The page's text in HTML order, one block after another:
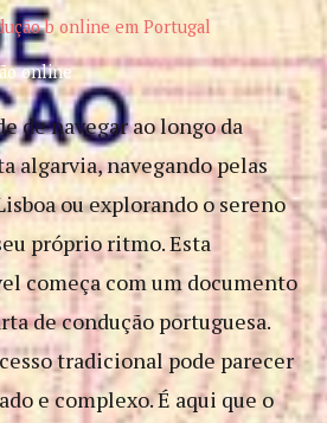
b​ online em Portugal
online
de navegar ao longo da
algarvia, navegando pelas
ou explorando o sereno
próprio ritmo. Esta
começa com um documento
de condução portuguesa.
tradicional pode parecer
e complexo. É aqui que o